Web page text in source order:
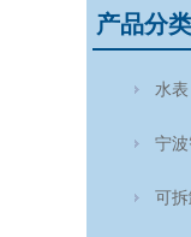
产品分类
水表
宁
可